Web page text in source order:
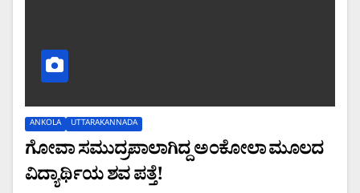
ANKOLA UTTARAKANNADA
ಗೋವಾ ಸಮುದ್ರಪಾಲಾಗಿದ್ದ ಅಂಕೋಲಾ ಮೂಲದ
ವಿದ್ಯಾರ್ಥಿಯ ಶವ ಪತ್ತೆ!